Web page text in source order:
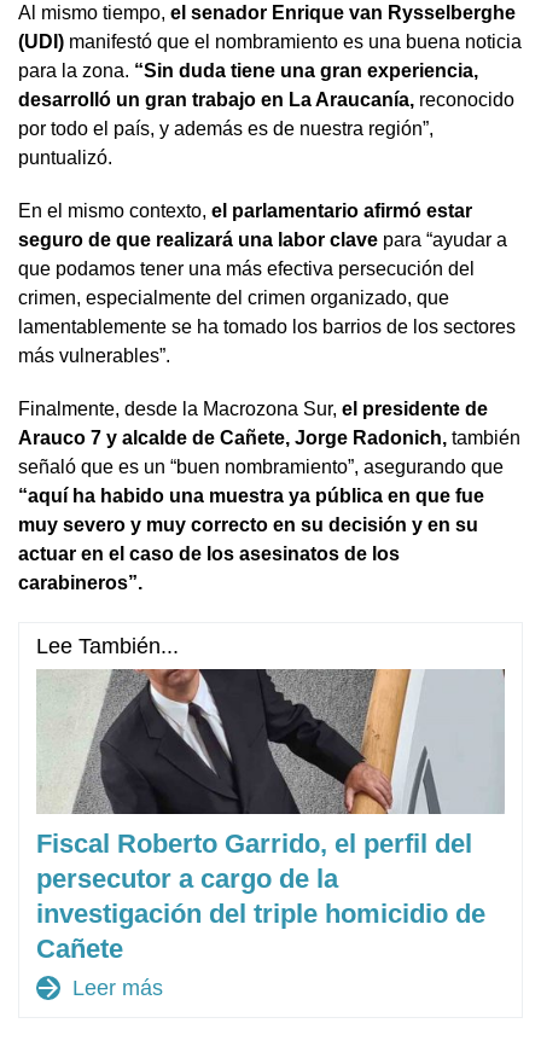
Al mismo tiempo, el senador Enrique van Rysselberghe
(UDI) manifestó que el nombramiento es una buena noticia
para la zona. “Sin duda tiene una gran experiencia,
desarrolló un gran trabajo en La Araucanía, reconocido
por todo el país, y además es de nuestra región”,
puntualizó.
En el mismo contexto, el parlamentario afirmó estar
seguro de que realizará una labor clave para “ayudar a
que podamos tener una más efectiva persecución del
crimen, especialmente del crimen organizado, que
lamentablemente se ha tomado los barrios de los sectores
más vulnerables”.
Finalmente, desde la Macrozona Sur, el presidente de
Arauco 7 y alcalde de Cañete, Jorge Radonich, también
señaló que es un “buen nombramiento”, asegurando que
“aquí ha habido una muestra ya pública en que fue
muy severo y muy correcto en su decisión y en su
actuar en el caso de los asesinatos de los
carabineros”.
Lee También...
Fiscal Roberto Garrido, el perfil del
persecutor a cargo de la
investigación del triple homicidio de
Cañete
arrow_forward Leer más